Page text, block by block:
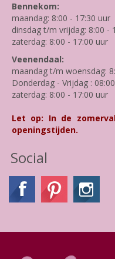
Bennekom:
maandag: 8:00 - 17:30 uur
dinsdag t/m vrijdag: 8:00 -
zaterdag: 8:00 - 17:00 uur
Veenendaal:
maandag t/m woensdag:
Donderdag - Vrijdag :
zaterdag: 8:00 - 17:00 uur
Let op: In de
openingstijden.
Social